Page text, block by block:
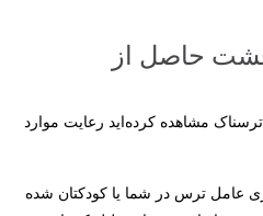
حاصل از
مشاهده کرده‌اید رعایت موارد
عامل ترس در شما یا کودکتان شده